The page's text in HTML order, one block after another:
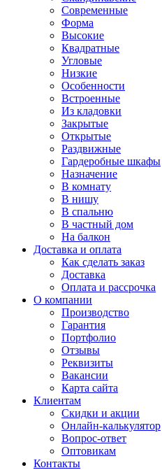
Современные
Форма
Высокие
Квадратные
Угловые
Низкие
Особенности
Встроенные
Из кладовки
Закрытые
Открытые
Раздвижные
Гардеробные шкафы
Назначение
В комнату
В нишу
В спальню
В частный дом
На балкон
Доставка и оплата
Как сделать заказ
Доставка
Оплата и рассрочка
О компании
Производство
Гарантия
Портфолио
Отзывы
Реквизиты
Вакансии
Карта сайта
Клиентам
Скидки и акции
Онлайн-калькулятор
Вопрос-ответ
Оптовикам
Контакты